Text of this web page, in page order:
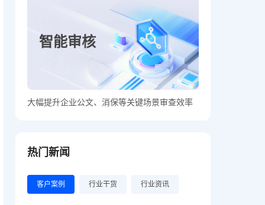
智能审核
大幅提升企业公文、消保等关键场景审查效率
热门新闻
客户案例 行业干货 行业资讯